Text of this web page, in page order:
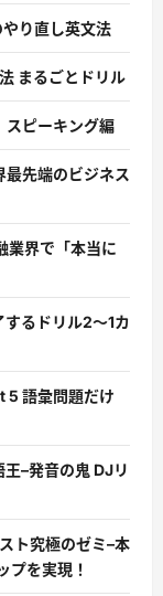
やり直し英文法
まるごとドリル
スピーキング編
最先端のビジネス
業界で「本当に
るドリル2〜1カ
5 語彙問題だけ
王–発音の鬼 DJリ
ト究極のゼミ–本
プを実現！